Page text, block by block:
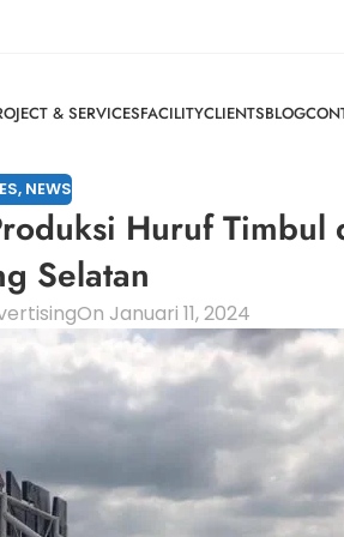
& SERVICESFACILITYCLIENTSBLOG
, NEWS
Huruf Timbul
Selatan
On Januari 11, 2024